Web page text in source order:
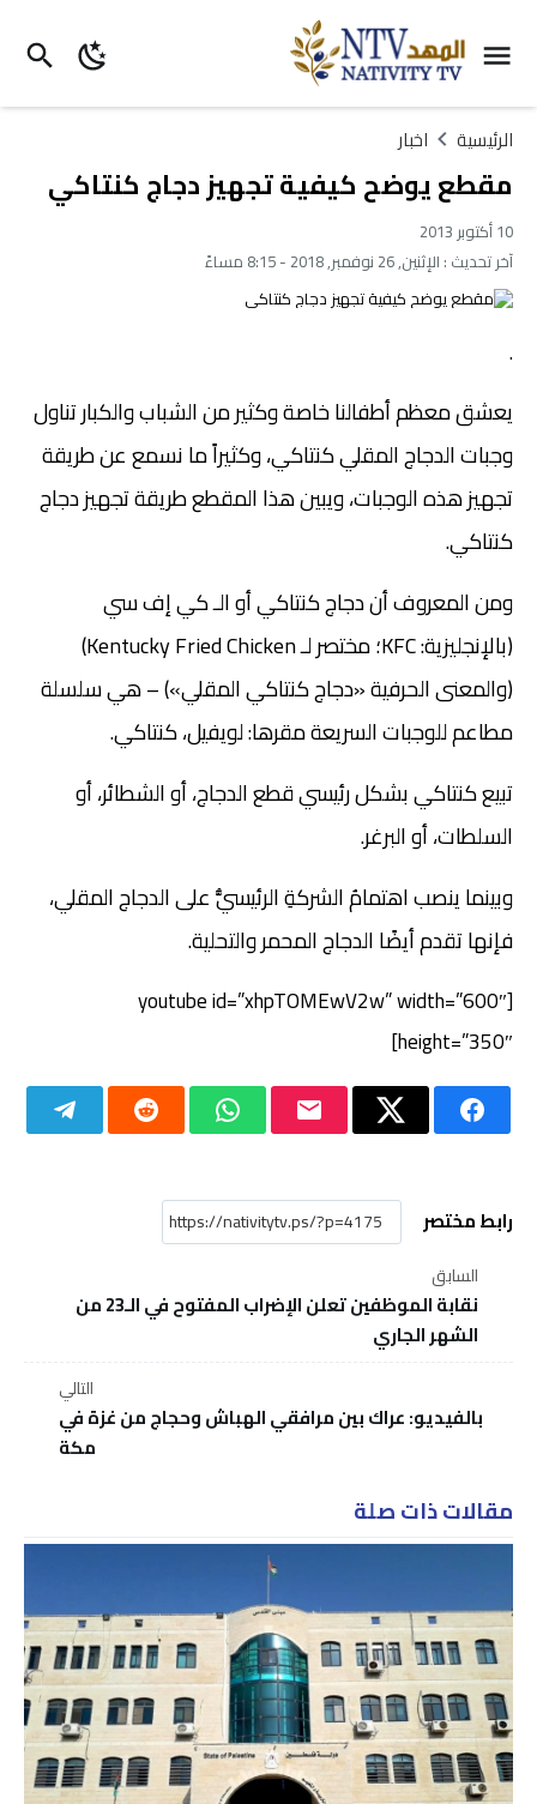
الرئيسية اخبار
مقطع يوضح كيفية تجهيز دجاج كنتاكي
10 أكتوبر 2013
آخر تحديث : الإثنين, 26 نوفمبر, 2018 - 8:15 مساءً
.
يعشق معظم أطفالنا خاصة وكثير من الشباب والكبار تناول
وجبات الدجاج المقلي كنتاكي، وكثيراً ما نسمع عن طريقة
تجهيز هذه الوجبات، ويبين هذا المقطع طريقة تجهيز دجاج
كنتاكي.
ومن المعروف أن دجاج كنتاكي أو الـ كي إف سي
(بالإنجليزية: KFC؛ مختصر لـ Kentucky Fried Chicken)
(والمعنى الحرفية «دجاج كنتاكي المقلي») – هي سلسلة
مطاعم للوجبات السريعة مقرها: لويفيل، كنتاكي.
تبيع كنتاكي بشكل رئيسي قطع الدجاج، أو الشطائر، أو
السلطات، أو البرغر.
وبينما ينصب اهتمامُ الشركةِ الرئيسيُّ على الدجاج المقلي،
فإنها تقدم أيضًا الدجاج المحمر والتحلية.
[youtube id=”xhpTOMEwV2w” width=”600″
height=”350″]
رابط مختصر
السابق
نقابة الموظفين تعلن الإضراب المفتوح في الـ23 من
الشهر الجاري
التالي
بالفيديو: عراك بين مرافقي الهباش وحجاج من غزة في
مكة
مقالات ذات صلة